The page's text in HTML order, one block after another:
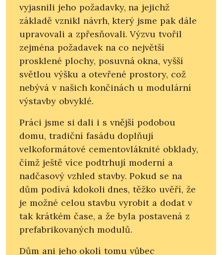
vyjasnili jeho požadavky, na jejichž
základě vznikl návrh, který jsme pak dále
upravovali a zpřesňovali. Výzvu tvořil
zejména požadavek na co největší
prosklené plochy, posuvná okna, vyšší
světlou výšku a otevřené prostory, což
nebývá v našich končinách u modulární
výstavby obvyklé.
Práci jsme si dali i s vnější podobou
domu, tradiční fasádu doplňují
velkoformátové cementovláknité obklady,
čímž ještě více podtrhují moderní a
nadčasový vzhled stavby. Pokud se na
dům podívá kdokoli dnes, těžko uvěří, že
je možné celou stavbu vyrobit a dodat v
tak krátkém čase, a že byla postavená z
prefabrikovaných modulů.
Dům ani jeho okolí tomu vůbec